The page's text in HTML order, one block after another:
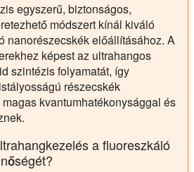
egyszerű, biztonságos,
módszert kínál kiváló
nanorészecskék előállításához. A
képest az ultrahangos
szintézis folyamatát, így
részecskék
kvantumhatékonysággal és
a fluoreszkáló